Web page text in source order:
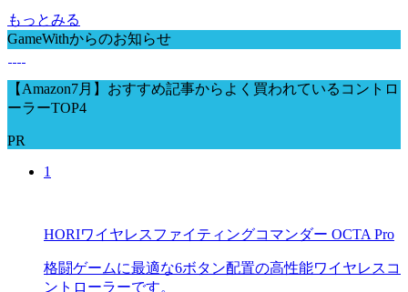
もっとみる
GameWithからのお知らせ
【Amazon7月】おすすめ記事からよく買われているコントロ
ーラーTOP4
PR
1
HORIワイヤレスファイティングコマンダー OCTA Pro
格闘ゲームに最適な6ボタン配置の高性能ワイヤレスコ
ントローラーです。